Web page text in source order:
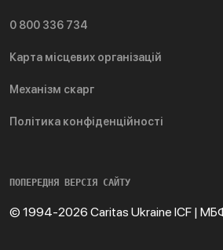
0 800 336 734
Карта місцевих організацій
Механізм скарг
Політика конфіденційності
ПОПЕРЕДНЯ ВЕРСІЯ САЙТУ
© 1994-2026 Caritas Ukraine ICF | МБФ